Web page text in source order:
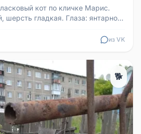
кот по кличке Марис.
шерсть гладкая. Глаза: янтарно-
из VK
🐕